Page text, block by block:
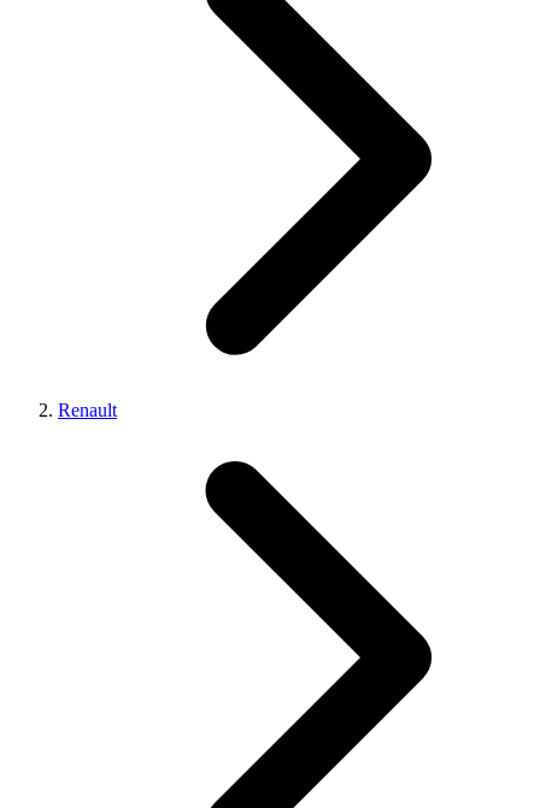
Renault